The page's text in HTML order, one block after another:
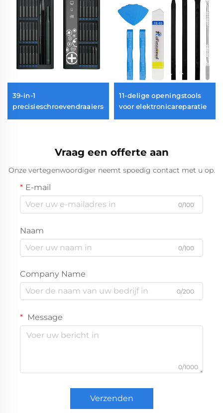
39-in-1
precisieschroevendraaierset
11-delige openingstools
voor elektronicareparatie
Vraag een offerte aan
Onze vertegenwoordiger neemt spoedig contact met u op.
E-mail
0/100
Naam
0/100
Company Name
0/200
Message
0/1000
Verzenden